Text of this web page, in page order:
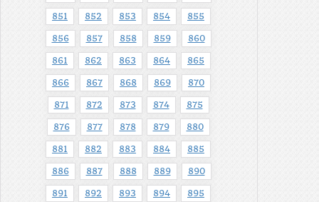
851 852 853 854 855
856 857 858 859 860
861 862 863 864 865
866 867 868 869 870
871 872 873 874 875
876 877 878 879 880
881 882 883 884 885
886 887 888 889 890
891 892 893 894 895